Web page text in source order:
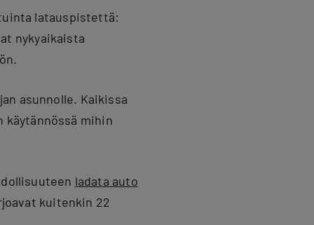
latauspistettä:
nykyaikaista
asunnolle. Kaikissa
käytännössä mihin
ladata auto
kuitenkin 22